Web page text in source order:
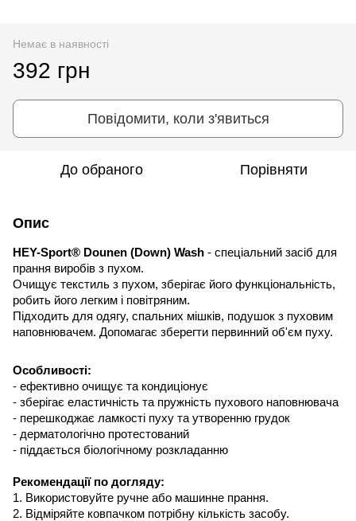
Немає в наявності
392 грн
Повідомити, коли з'явиться
До обраного Порівняти
Опис
HEY-Sport® Dounen (Down) Wash - спеціальний засіб для
прання виробів з пухом.
Очищує текстиль з пухом, зберігає його функціональність,
робить його легким і повітряним.
Підходить для одягу, спальних мішків, подушок з пуховим
наповнювачем. Допомагає зберегти первинний об'єм пуху.
Особливості:
- ефективно очищує та кондиціонує
- зберігає еластичність та пружність пухового наповнювача
- перешкоджає ламкості пуху та утворенню грудок
- дерматологічно протестований
- піддається біологічному розкладанню
Рекомендації по догляду:
1. Використовуйте ручне або машинне прання.
2. Відміряйте ковпачком потрібну кількість засобу.